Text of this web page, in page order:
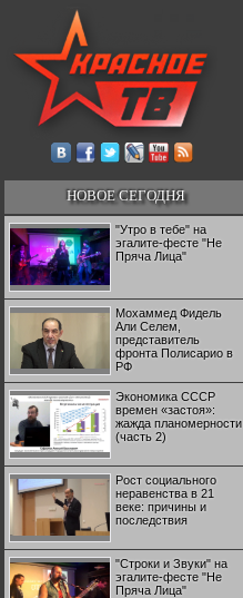
НОВОЕ СЕГОДНЯ
"Утро в тебе" на
эгалите-фесте "Не
Пряча Лица"
Мохаммед Фидель
Али Селем,
представитель
фронта Полисарио в
РФ
Экономика СССР
времен «застоя»:
жажда планомерности
(часть 2)
Рост социального
неравенства в 21
веке: причины и
последствия
"Строки и Звуки" на
эгалите-фесте "Не
Пряча Лица"